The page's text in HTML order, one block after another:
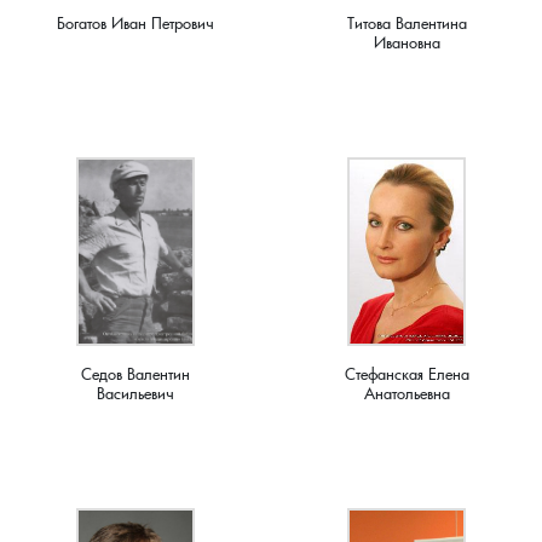
Богатов Иван Петрович
Титова Валентина
Ивановна
Седов Валентин
Васильевич
Стефанская Елена
Анатольевна
Мирный, поселок
Мостцы, село
Назарово, деревня
Неверково, деревня
Нерлинка, деревня
Новая Печуга, деревня